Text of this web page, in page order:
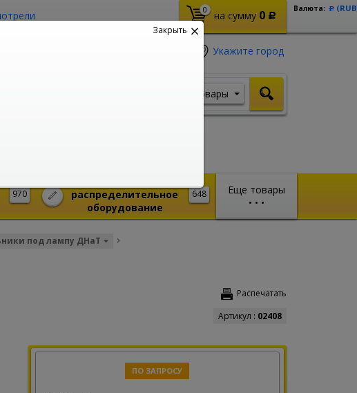
0 на сумму 0 Р
Валюта: Р
Укажите город
Товары
Еще товары
• • •
970 648
распределительное
оборудование
под лампу ДНаТ
Распечатать
Артикул : 02408
ПО ЗАПРОСУ
Закрыть